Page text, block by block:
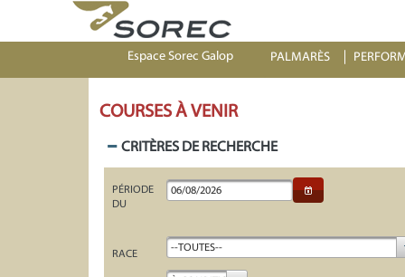
Espace Sorec Galop PALMARÈS
COURSES À VENIR
CRITÈRES DE RECHERCHE
PÉRIODE
DU
RACE --TOUTES--